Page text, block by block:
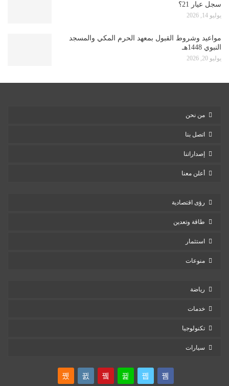
سجل عيار 21؟
يوليو 14, 2026
مواعيد وشروط القبول بمعهد الحرم المكي والمسجد
النبوي 1448هـ
يوليو 20, 2026
من نحن
اتصل بنا
إصداراتنا
أعلن معنا
رؤى اقتصادية
طاقة وتعدين
استثمار
منوعات
رياضة
خدمات
تكنولوجيا
سيارات